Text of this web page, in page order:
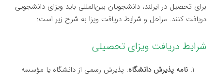
برای تحصیل در ایرلند، دانشجویان بین‌المللی باید ویزای دانشجویی
دریافت کنند. مراحل و شرایط دریافت ویزا به شرح زیر است:
شرایط دریافت ویزای تحصیلی
نامه پذیرش دانشگاه: پذیرش رسمی از دانشگاه یا مؤسسه